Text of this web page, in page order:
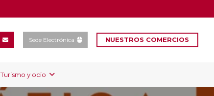
Sede Electrónica NUESTROS COMERCIOS
Turismo y ocio